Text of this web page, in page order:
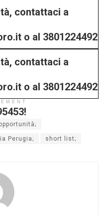
contattaci a
o al 3801224492
contattaci a
o al 3801224492
Perugia; short list;